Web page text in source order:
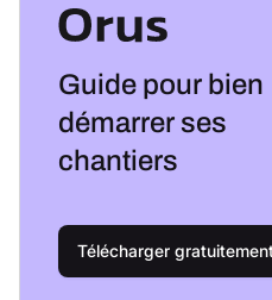
Guide pour bien
démarrer ses
chantiers
Télécharger